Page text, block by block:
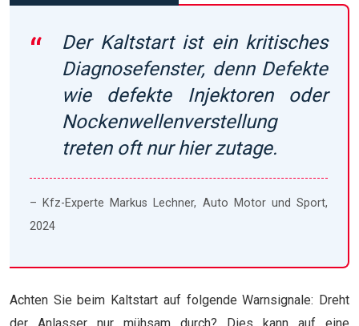
Der Kaltstart ist ein kritisches
Diagnosefenster, denn Defekte
wie defekte Injektoren oder
Nockenwellenverstellung
treten oft nur hier zutage.
– Kfz-Experte Markus Lechner, Auto Motor und Sport,
2024
Achten Sie beim Kaltstart auf folgende Warnsignale: Dreht